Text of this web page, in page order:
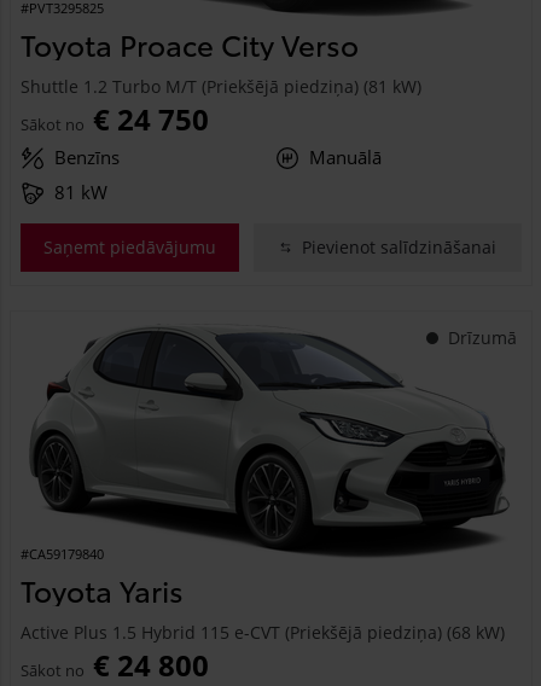
#PVT3295825
Toyota Proace City Verso
Shuttle 1.2 Turbo M/T (Priekšējā piedziņa) (81 kW)
Sākot no € 24 750
Benzīns
Manuālā
81 kW
Saņemt piedāvājumu Pievienot salīdzināšanai
Drīzumā
#CA59179840
Toyota Yaris
Active Plus 1.5 Hybrid 115 e-CVT (Priekšējā piedziņa) (68 kW)
Sākot no € 24 800